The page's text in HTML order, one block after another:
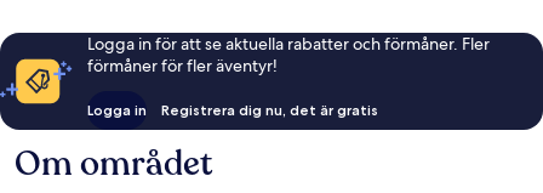
Logga in för att se aktuella rabatter och förmåner. Fler
förmåner för fler äventyr!
Logga in Registrera dig nu, det är gratis
Om området